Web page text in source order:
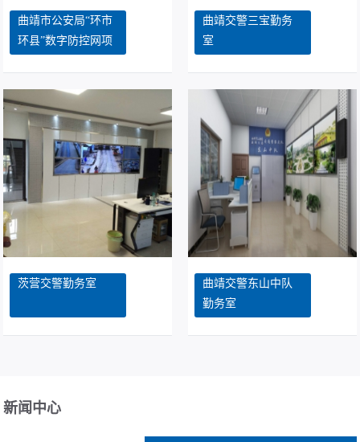
被列为第一中标候选人。
项目经理与客户沟通的策略 2017.08.30
通，最终有利于项目。这恐怕是对大多...
曲靖市公安局“环市
环县”数字防控网项
曲靖交警三宝勤务
室
茨营交警勤务室
曲靖交警东山中队
勤务室
新闻中心